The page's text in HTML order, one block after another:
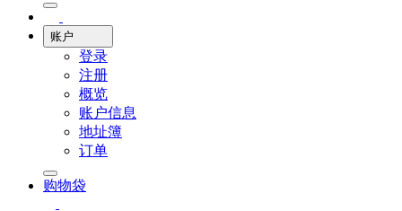
账户
登录
注册
概览
账户信息
地址簿
订单
购物袋